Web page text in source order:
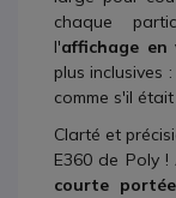
chaque
l'affichage
plus inclusives
comme s'il
Clarté et
E360 de Poly !
courte portée